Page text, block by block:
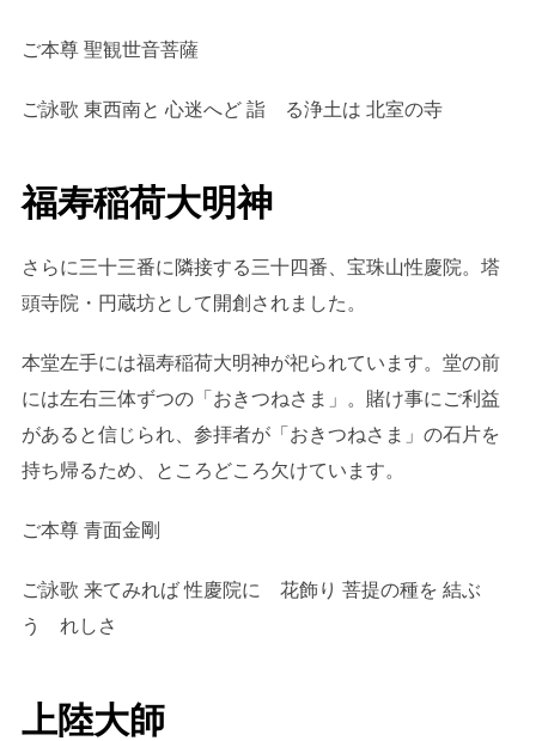
ご本尊 聖観世音菩薩
ご詠歌 東西南と 心迷へど 詣 る浄土は 北室の寺
福寿稲荷大明神
さらに三十三番に隣接する三十四番、宝珠山性慶院。塔
頭寺院・円蔵坊として開創されました。
本堂左手には福寿稲荷大明神が祀られています。堂の前
には左右三体ずつの「おきつねさま」。賭け事にご利益
があると信じられ、参拝者が「おきつねさま」の石片を
持ち帰るため、ところどころ欠けています。
ご本尊 青面金剛
ご詠歌 来てみれば 性慶院に 花飾り 菩提の種を 結ぶ
う れしさ
上陸大師